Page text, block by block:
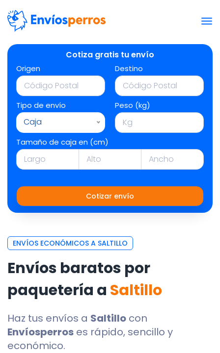
Cotiza gratis tu envío
Origen Destino
Tipo de envío
Caja
Peso (kg)
Tamaño de caja en (cm)
Cotizar envío
ENVÍOS ECONÓMICOS A SALTILLO
Envíos baratos por
paquetería a Saltillo
Haz tus envíos a Saltillo con
Envíosperros es rápido, sencillo y
económico.